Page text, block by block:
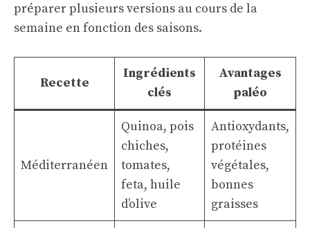
préparer plusieurs versions au cours de la
semaine en fonction des saisons.
Recette
Ingrédients
clés
Avantages
paléo
Méditerranéen
Quinoa, pois
chiches,
tomates,
feta, huile
d’olive
Antioxydants,
protéines
végétales,
bonnes
graisses